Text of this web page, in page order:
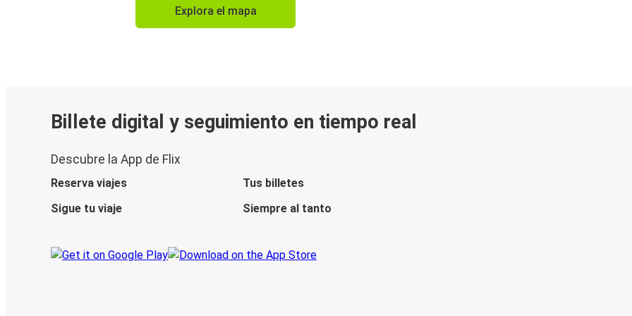
Explora el mapa
Billete digital y seguimiento en tiempo real
Descubre la App de Flix
Reserva viajes
Tus billetes
Sigue tu viaje
Siempre al tanto